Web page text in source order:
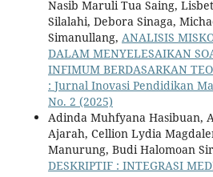
Nasib Maruli Tua Saing,
Silalahi, Debora Sinaga,
Simanullang, ANALISIS
DALAM MENYELESAIKAN
INFIMUM BERDASARKAN
: Jurnal Inovasi Pendidikan
No. 2 (2025)
Adinda Muhfyana Hasibuan,
Ajarah, Cellion Lydia
Manurung, Budi Halomoan
DESKRIPTIF : INTEGRASI